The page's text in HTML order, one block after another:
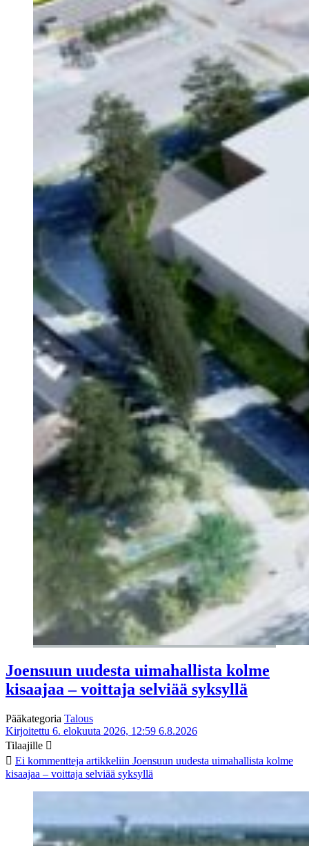
Joensuun uudesta uimahallista kolme
kisaajaa – voittaja selviää syksyllä
Pääkategoria Talous
Kirjoitettu 6. elokuuta 2026, 12:59 6.8.2026
Tilaajille
Ei kommentteja artikkeliin Joensuun uudesta uimahallista kolme
kisaajaa – voittaja selviää syksyllä